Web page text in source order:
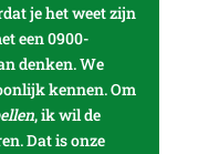
je het weet zijn
een 0900-
denken. We
kennen. Om
, ik wil de
Dat is onze